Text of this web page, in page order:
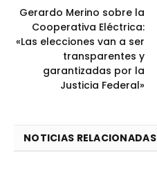
Gerardo Merino sobre la
Cooperativa Eléctrica:
«Las elecciones van a ser
transparentes y
garantizadas por la
Justicia Federal»
NOTICIAS RELACIONADAS